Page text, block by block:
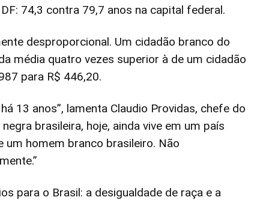
74,3 contra 79,7 anos na capital federal.
desproporcional. Um cidadão branco do
média quatro vezes superior à de um cidadão
para R$ 446,20.
13 anos”, lamenta Claudio Providas, chefe do
brasileira, hoje, ainda vive em um país
um homem branco brasileiro. Não
para o Brasil: a desigualdade de raça e a